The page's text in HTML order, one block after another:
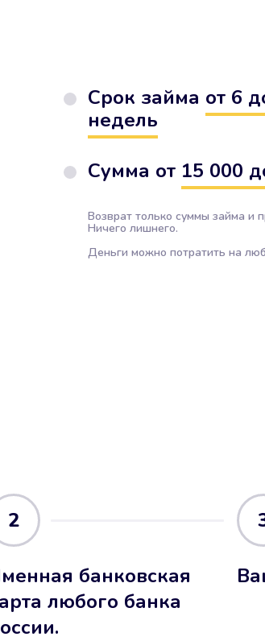
Срок займа от 6
недель
Сумма от 15 000
Возврат только суммы займа и
Ничего лишнего.
Деньги можно потратить на
2
банковская
любого банка